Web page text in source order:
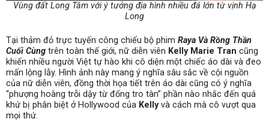
Vùng đất Long Tâm với ý tưởng địa hình nhiều đá lớn từ vịnh Hạ
Long
Tại thảm đỏ trực tuyến công chiếu bộ phim Raya Và Rồng Thần
Cuối Cùng trên toàn thế giới, nữ diễn viên Kelly Marie Tran cũng
khiến nhiều người Việt tự hào khi cô diện một chiếc áo dài và đeo
mấn lộng lẫy. Hình ảnh này mang ý nghĩa sâu sắc về cội nguồn
của nữ diễn viên, đồng thời họa tiết trên áo dài cũng có ý nghĩa
“phượng hoàng trỗi dậy từ đống tro tàn” phần nào nhắc đến quá
khứ bị phân biệt ở Hollywood của Kellyvà cách mà cô vượt qua
mọi thứ.